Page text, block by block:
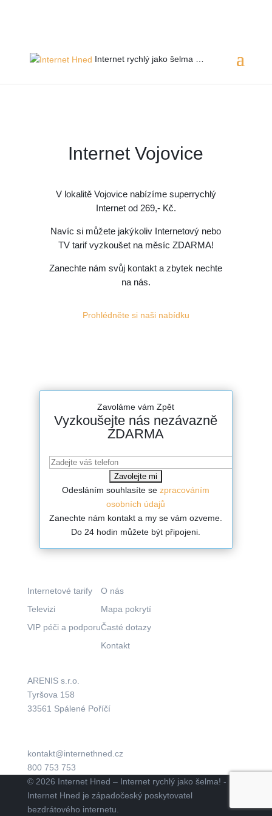
Internet rychlý jako šelma …
Internet Vojovice
V lokalitě Vojovice nabízíme superrychlý
Internet od 269,- Kč.
Navíc si můžete jakýkoliv Internetový nebo
TV tarif vyzkoušet na měsíc ZDARMA!
Zanechte nám svůj kontakt a zbytek nechte
na nás.
Prohlédněte si naši nabídku
Zavoláme vám Zpět
Vyzkoušejte nás nezávazně
ZDARMA
Odesláním souhlasíte sezpracováním
osobních údajů
Zanechte nám kontakt a my se vám ozveme.
Do 24 hodin můžete být připojeni.
Internetové tarify
Televizi
VIP péči a podporu
O nás
Mapa pokrytí
Časté dotazy
Kontakt
ARENIS s.r.o.
Tyršova 158
33561 Spálené Poříčí
kontakt@internethned.cz
800 753 753
© 2026 Internet Hned – Internet rychlý jako šelma! -
Internet Hned je západočeský poskytovatel
bezdrátového internetu.